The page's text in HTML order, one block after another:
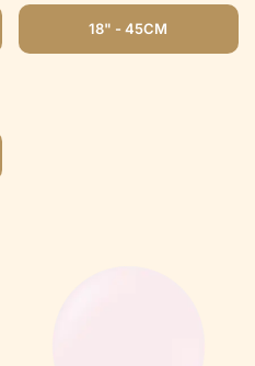
18" - 45CM